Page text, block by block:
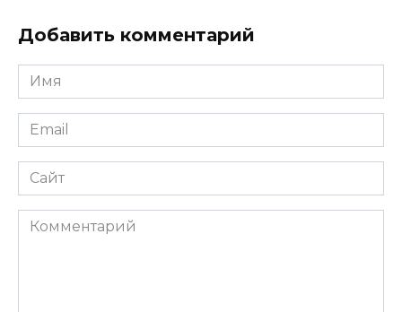
Добавить комментарий
Имя
*
Email
*
Сайт
Комментарий